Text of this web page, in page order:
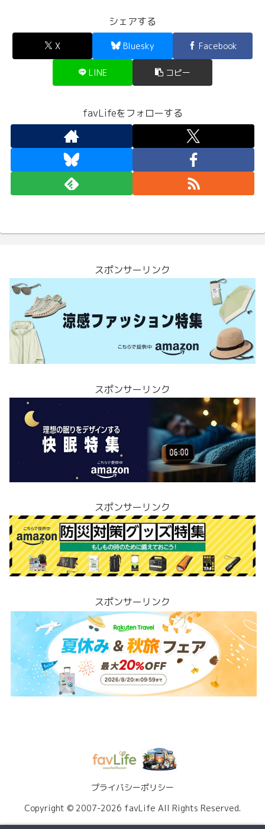
シェアする
X Bluesky Facebook
LINE コピー
favLifeをフォローする
スポンサーリンク
スポンサーリンク
スポンサーリンク
スポンサーリンク
プライバシーポリシー
Copyright © 2007-2026 favLife All Rights Reserved.